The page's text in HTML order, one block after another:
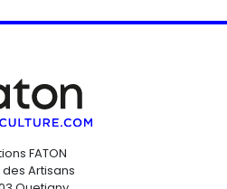
FATON
des Artisans